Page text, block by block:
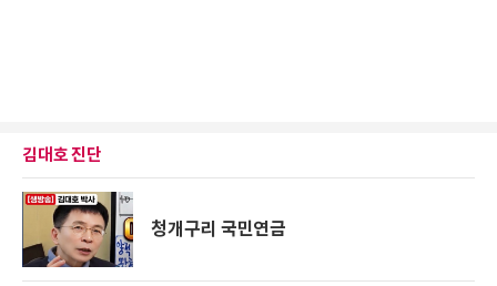
김대호 진단
청개구리 국민연금